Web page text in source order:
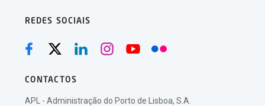
REDES SOCIAIS
CONTACTOS
APL - Administração do Porto de Lisboa, S.A.